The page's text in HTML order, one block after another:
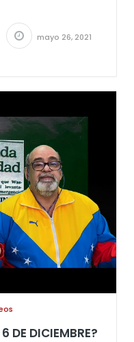
mayo 26, 2021
DE DICIEMBRE?